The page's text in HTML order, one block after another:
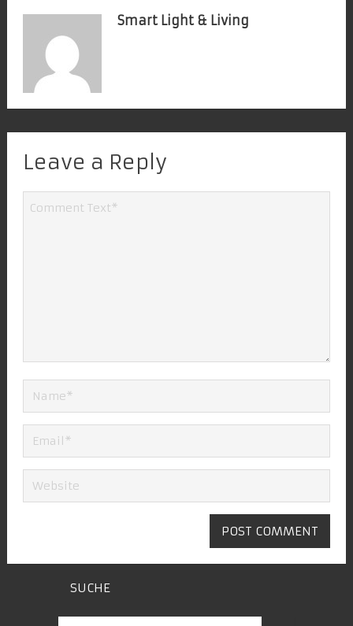
Smart Light & Living
Leave a Reply
SUCHE